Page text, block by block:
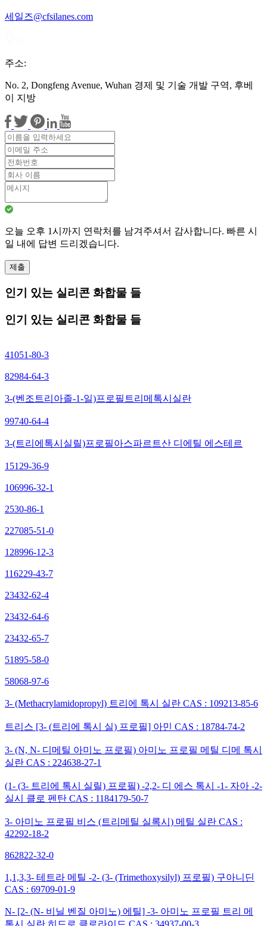
세일즈@cfsilanes.com
주소:
No. 2, Dongfeng Avenue, Wuhan 경제 및 기술 개발 구역, 후베
이 지방
오늘 오후 1시까지 연락처를 남겨주셔서 감사합니다. 빠른 시
일 내에 답변 드리겠습니다.
제출
인기 있는 실리콘 화합물 들
인기 있는 실리콘 화합물 들
41051-80-3
82984-64-3
3-(벤조트리아졸-1-일)프로필트리메톡시실란
99740-64-4
3-(트리에톡시실릴)프로필아스파르트산 디에틸 에스테르
15129-36-9
106996-32-1
2530-86-1
227085-51-0
128996-12-3
116229-43-7
23432-62-4
23432-64-6
23432-65-7
51895-58-0
58068-97-6
3- (Methacrylamidopropyl) 트리에 톡시 실란 CAS : 109213-85-6
트리스 [3- (트리에 톡시 실) 프로필] 아민 CAS : 18784-74-2
3- (N, N- 디메틸 아미노 프로필) 아미노 프로필 메틸 디메 톡시
실란 CAS : 224638-27-1
(1- (3- 트리에 톡시 실릴) 프로필) -2,2- 디 에스 톡시 -1- 자아 -2-
실시 클로 펜탄 CAS : 1184179-50-7
3- 아미노 프로필 비스 (트리메틸 실록시) 메틸 실란 CAS :
42292-18-2
862822-32-0
1,1,3,3- 테트라 메틸 -2- (3- (Trimethoxysilyl) 프로필) 구아니딘
CAS : 69709-01-9
N- [2- (N- 비닐 벤질 아미노) 에틸] -3- 아미노 프로필 트리 메
톡시 실란 히드로 클로라이드 CAS : 34937-00-3